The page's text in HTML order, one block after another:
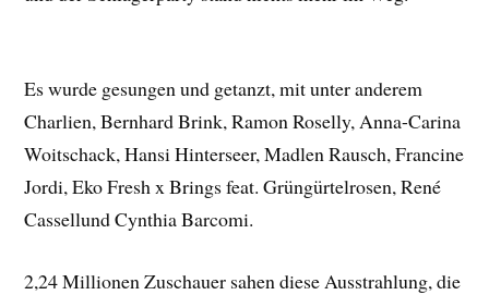
Es wurde gesungen und getanzt, mit unter anderem
Charlien, Bernhard Brink, Ramon Roselly, Anna-Carina
Woitschack, Hansi Hinterseer, Madlen Rausch, Francine
Jordi, Eko Fresh x Brings feat. Grüngürtelrosen, René
Cassellund Cynthia Barcomi.
2,24 Millionen Zuschauer sahen diese Ausstrahlung, die